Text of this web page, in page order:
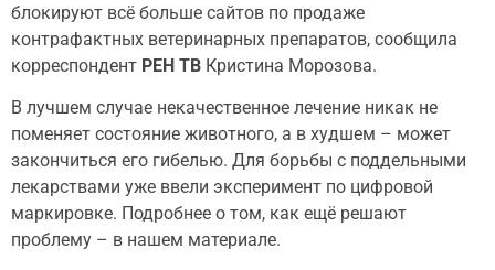
блокируют всё больше сайтов по продаже
контрафактных ветеринарных препаратов, сообщила
корреспондент РЕН ТВ Кристина Морозова.
В лучшем случае некачественное лечение никак не
поменяет состояние животного, а в худшем – может
закончиться его гибелью. Для борьбы с поддельными
лекарствами уже ввели эксперимент по цифровой
маркировке. Подробнее о том, как ещё решают
проблему – в нашем материале.